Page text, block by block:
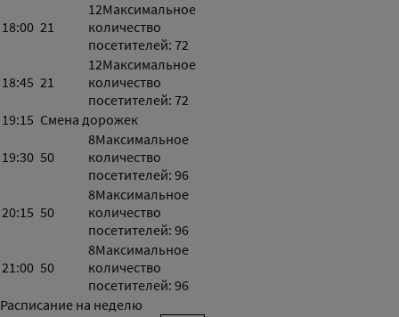
18:00 21
12Максимальное
количество
посетителей: 72
18:45 21
12Максимальное
количество
посетителей: 72
19:15 Смена дорожек
19:30 50
8Максимальное
количество
посетителей: 96
20:15 50
8Максимальное
количество
посетителей: 96
21:00 50
8Максимальное
количество
посетителей: 96
Расписание на неделю